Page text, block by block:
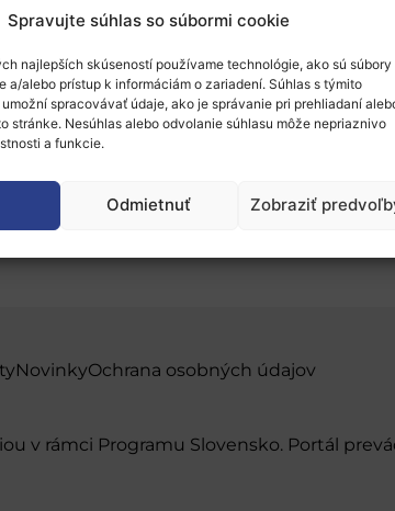
Spravujte súhlas so súbormi cookie
najlepších skúseností používame technológie, ako sú súbory
a/alebo prístup k informáciám o zariadení. Súhlas s týmito
spracovávať údaje, ako je správanie pri prehliadaní
stránke. Nesúhlas alebo odvolanie súhlasu môže nepriaznivo
a funkcie.
Odmietnuť Zobraziť
jadrové fórum
NovinkyOchrana osobných údajov
v rámci Programu Slovensko. Portál